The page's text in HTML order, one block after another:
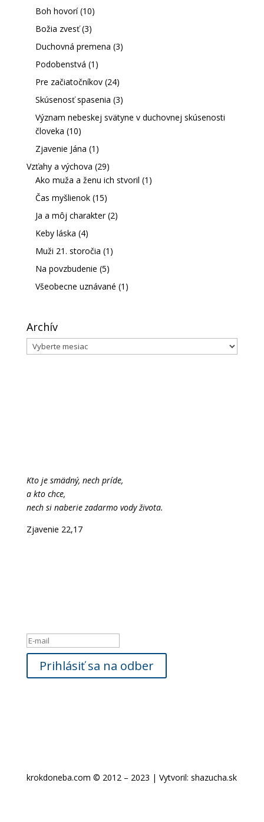
Boh hovorí(10)
Božia zvesť(3)
Duchovná premena (3)
Podobenstvá (1)
Pre začiatočníkov(24)
Skúsenosť spasenia (3)
Význam nebeskej svätyne v duchovnej skúsenosti
človeka (10)
Zjavenie Jána (1)
Vzťahy a výchova (29)
Ako muža a ženu ich stvoril (1)
Čas myšlienok(15)
Ja a môj charakter(2)
Keby láska (4)
Muži 21. storočia (1)
Na povzbudenie (5)
Všeobecne uznávané (1)
Archív
Archív
Kto je smädný, nech príde,
a kto chce,
nech si naberie zadarmo vody života.
Zjavenie 22,17
Prihlásiť sa na odber
krokdoneba.com © 2012 – 2023 | Vytvoril: shazucha.sk